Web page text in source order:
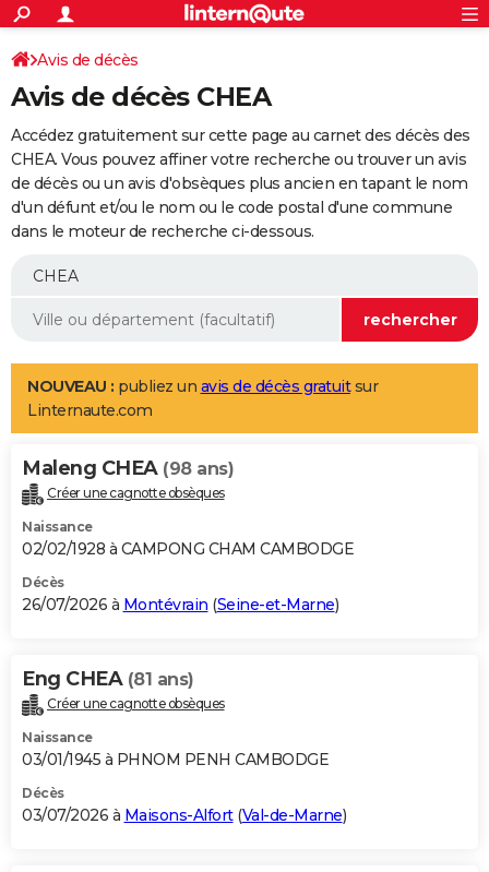
ACTUALITÉS
Politique
Société
Faits Divers
Education
Monde
Villes
+
SPORT
Coupe du monde 2026
Football
Tennis
Cyclisme
Rugby
Forum
Programme TV
TNT
Streaming
Cinéma
Sorties cinéma
Musique
+
FINANCE
Retraite
Impôts
Epargne
Immobilier
Risques naturels par ville
Banque
Assurance
Crédit
AUTO
Essais
Réserver un essai
Citadines
Berlines
SUV
Forum auto
+
Mobiles
Meilleur smartphone
Internet
Ordinateurs
Jeux vidéo
Guide high-tech
Aménagement intérieur
LIFESTYLE
Art de vivre
Bien-être
Loisirs
Mode
Modes de vie
Alimentation
Guide de la santé
Maladies
Médicaments
Sommeil
VOYAGE
Destinations
City break
Voyage nature
Voyage de noces
Forum
Climat
+PHOTO
GUIDES D'ACHAT
BONS PLANS
Carte de Noël
Carte Bonne année
Carte Saint-Valentin
Carte Pâques
Carte d'anniversaire
DICTIONNAIRE
Dictionnaire
Biographies
Citations
Expressions
Proverbes
PROGRAMME TV
S'inscrire
Se connecter
Lycées
Collèges
Primaires
Universités
Entreprises
Service militaire
Avis de recherche
AVIS DE DÉCÈS
Avis de décès
Avis de décès CHEA
Accédez gratuitement sur cette page au carnet des décès des
CHEA. Vous pouvez affiner votre recherche ou trouver un avis
de décès ou un avis d'obsèques plus ancien en tapant le nom
d'un défunt et/ou le nom ou le code postal d'une commune
dans le moteur de recherche ci-dessous.
NOUVEAU : publiez un avis de décès gratuitsur
Linternaute.com
Maleng CHEA (98 ans)
Créer une cagnotte obsèques
Naissance
02/02/1928 à CAMPONG CHAM CAMBODGE
Décès
26/07/2026 à Montévrain (Seine-et-Marne)
Eng CHEA (81 ans)
Créer une cagnotte obsèques
Naissance
03/01/1945 à PHNOM PENH CAMBODGE
Décès
03/07/2026 à Maisons-Alfort(Val-de-Marne)